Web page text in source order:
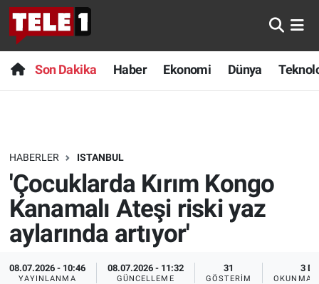
Son Dakika Haber Ekonomi Dünya
HABERLER ISTANBUL
'Çocuklarda Kırım Kongo
Kanamalı Ateşi riski yaz
aylarında artıyor'
08.07.2026 - 10:46
YAYINLANMA
08.07.2026 - 11:32
GÜNCELLEME
31
GÖSTERIM
3 DK
OKUNMA
Anında Manşet
Başka Sohbetler
Bilim turu
Bilim ve Teknoloji Evreni
Doğa Konuşuyor
Dünya
Son Dakika
Haber
Dünya
Sağlık
Spor
Nöbetçi Eczaneler
Hava Durumu
Trafik Durumu
Süper Lig Puan Durumu ve Fikstür
Tüm Manşetler
Son Dakika Haberleri